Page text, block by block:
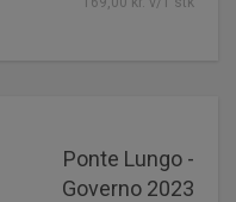
Ponte Lungo -
Governo 2023